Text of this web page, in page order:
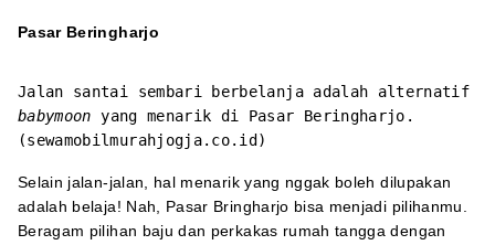
Pasar Beringharjo
Jalan santai sembari berbelanja adalah alternatif
babymoonyang menarik di Pasar Beringharjo.
(sewamobilmurahjogja.co.id)
Selain jalan-jalan, hal menarik yang nggak boleh dilupakan
adalah belaja! Nah, Pasar Bringharjo bisa menjadi pilihanmu.
Beragam pilihan baju dan perkakas rumah tangga dengan